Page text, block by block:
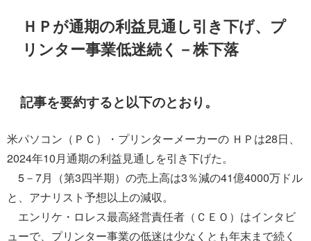
ＨＰが通期の利益見通し引き下げ、プ
リンター事業低迷続く－株下落
記事を要約すると以下のとおり。
米パソコン（ＰＣ）・プリンターメーカーの ＨＰは28日、
2024年10月通期の利益見通しを引き下げた。
5－7月（第3四半期）の売上高は3％減の41億4000万ドル
と、アナリスト予想以上の減収。
エンリケ・ロレス最高経営責任者（ＣＥＯ）はインタビ
ューで、プリンター事業の低迷は少なくとも年末まで続く